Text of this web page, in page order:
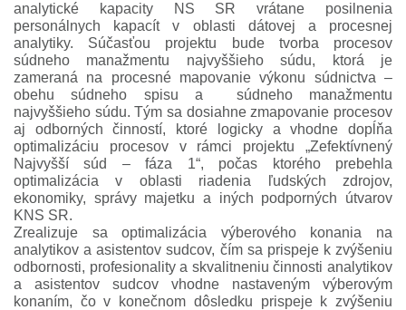
analytické kapacity NS SR vrátane posilnenia
personálnych kapacít v oblasti dátovej a procesnej
analytiky. Súčasťou projektu bude tvorba procesov
súdneho manažmentu najvyššieho súdu, ktorá je
zameraná na procesné mapovanie výkonu súdnictva –
obehu súdneho spisu a súdneho manažmentu
najvyššieho súdu. Tým sa dosiahne zmapovanie procesov
aj odborných činností, ktoré logicky a vhodne dopĺňa
optimalizáciu procesov v rámci projektu „Zefektívnený
Najvyšší súd – fáza 1“, počas ktorého prebehla
optimalizácia v oblasti riadenia ľudských zdrojov,
ekonomiky, správy majetku a iných podporných útvarov
KNS SR.
Zrealizuje sa optimalizácia výberového konania na
analytikov a asistentov sudcov, čím sa prispeje k zvýšeniu
odbornosti, profesionality a skvalitneniu činnosti analytikov
a asistentov sudcov vhodne nastaveným výberovým
konaním, čo v konečnom dôsledku prispeje k zvýšeniu